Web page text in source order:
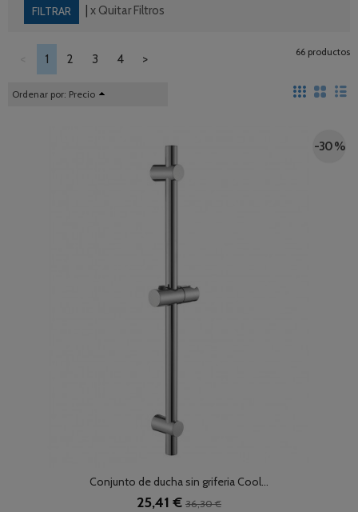
x Quitar Filtros
1 2 3 4 >
66 productos
Ordenar por: Precio
-30 %
Conjunto de ducha sin griferia Cool...
25,41 € 36,30 €